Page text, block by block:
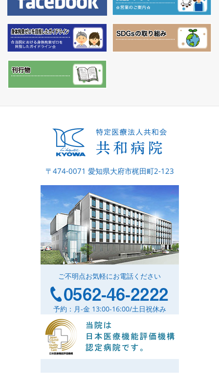
〒474-0071 愛知県大府市梶田町2-123
ご不明点お気軽にお電話ください
予約：月-金 13:00-16:00/土日祝休み